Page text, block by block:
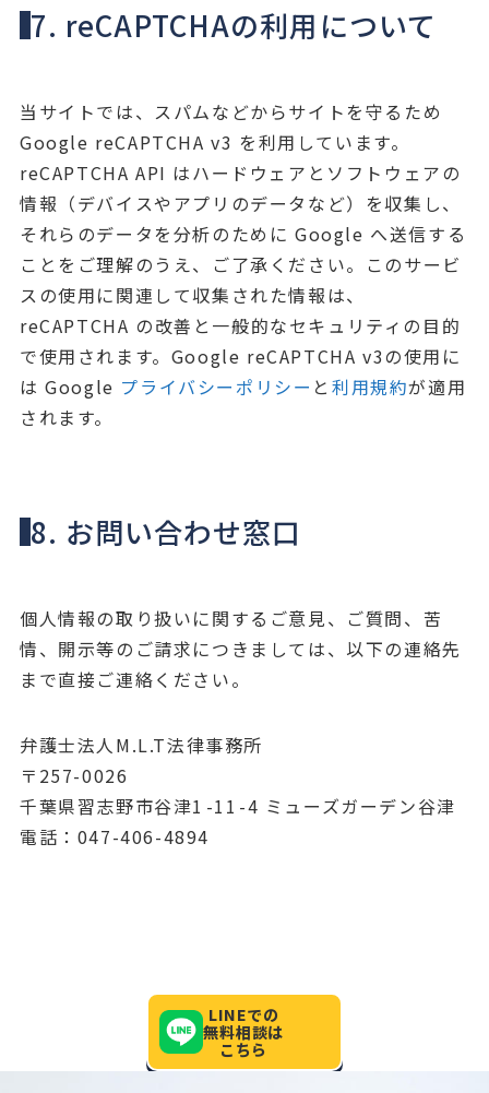
7. reCAPTCHAの利用について
当サイトでは、スパムなどからサイトを守るため
Google reCAPTCHA v3 を利用しています。
reCAPTCHA API はハードウェアとソフトウェアの
情報（デバイスやアプリのデータなど）を収集し、
それらのデータを分析のために Google へ送信する
ことをご理解のうえ、ご了承ください。このサービ
スの使用に関連して収集された情報は、
reCAPTCHA の改善と一般的なセキュリティの目的
で使用されます。Google reCAPTCHA v3の使用に
は Google プライバシーポリシー と 利用規約が適用
されます。
8. お問い合わせ窓口
個人情報の取り扱いに関するご意見、ご質問、苦
情、開示等のご請求につきましては、以下の連絡先
まで直接ご連絡ください。
弁護士法人M.L.T法律事務所
〒257-0026
千葉県習志野市谷津1⁩-11⁩-4 ミューズガーデン谷津
電話：047-406-4894
LINEでの
無料相談は
こちら